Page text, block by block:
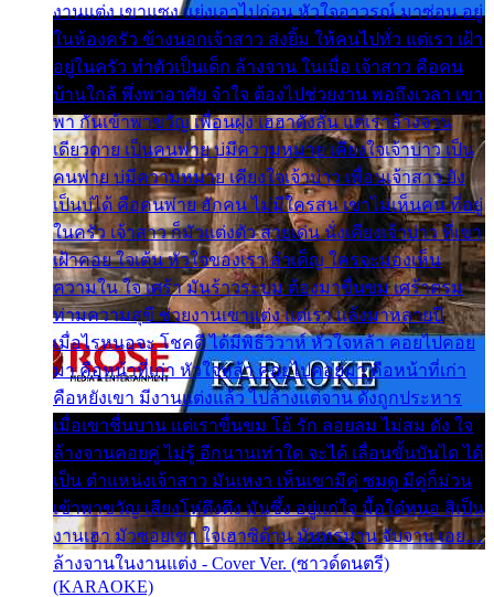
งานแต่ง เขาแซง แย่งเอาไปก่อน หัวใจอาวรณ์ มาซ่อน อยู่
ในห้องครัว ข้างนอกเจ้าสาว ส่งยิ้ม ให้คนไปทั่ว แต่เรา เฝ้า
อยู่ในครัว ทำตัวเป็นเด็ก ล้างจาน ในเมื่อ เจ้าสาว คือคน
บ้านใกล้ พึ่งพาอาศัย จำใจ ต้องไปช่วยงาน พอถึงเวลา เขา
พา กันเข้าพาขวัญ เพื่อนฝูง เฮฮาดังลั่น แต่เราล้างจาน
เดียวดาย เป็นคนพ่าย บ่มีความหมาย เคียงใจเจ้าบ่าว เป็น
คนพ่าย บ่มีความหมาย เคียงใจเจ้าบ่าว เพื่อนเจ้าสาว ยัง
เป็นบ่ได้ คือคนพ่าย ฮักคน ไม่มีใครสน เขาไม่เห็นคน ที่อยู่
ในครัว เจ้าสาว ก็มัวแต่งตัว สวยเด่น นั่งเคียงเจ้าบ่าว ที่เขา
เฝ้าคอย ใจเต้น หัวใจของเรา ลำเค็ญ ใครจะมองเห็น
ความใน ใจ เศร้า มันร้าวระบม ต้องมาขื่นขม เศร้าตรม
ท่ามความสุขี ช่วยงานเขาแต่ง แต่เรา แล้งมาหลายปี
เมื่อไรหนอจะ โชคดี ได้มีพิธีวิวาห์ หัวใจหล้า คอยไปคอย
มา คือหน้าที่เก่า หัวใจหล้า คอยไปคอยมา คือหน้าที่เก่า
คือหยังเขา มีงานแต่งแล้ว ไปล้างแต่จาน ดั่งถูกประหาร
เมื่อเขาชื่นบาน แต่เราขื่นขม โอ้ รัก ลอยลม ไม่สม ดัง ใจ
ล้างจานคอยคู่ ไม่รู้ อีกนานเท่าใด จะได้ เลื่อนขั้นบันได ได้
เป็น ตำแหน่งเจ้าสาว มันเหงา เห็นเขามีคู่ ซมดู มีคู่ก็ม่วน
เข้าพาขวัญ เสียงโห่ตึงตึง มันซึ้ง อยู่แก่ใจ มื้อใด๋หนอ สิเป็น
งานเฮา มัวซอยเขา ใจเฮาซิด้าน มันทรมาน จับจาน เอย…
ล้างจานในงานแต่ง - Cover Ver. (ซาวด์ดนตรี)
(KARAOKE)